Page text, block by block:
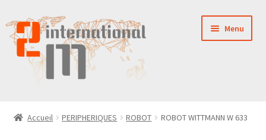
Aller
à
la
navigation
Aller
au
contenu
Menu
Accueil PERIPHERIQUES ROBOT ROBOT WITTMANN W 633